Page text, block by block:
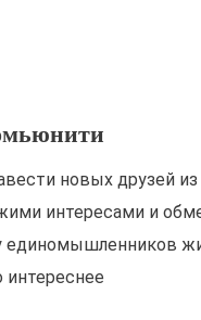
новых друзей
интересами и
единомышленников
интереснее